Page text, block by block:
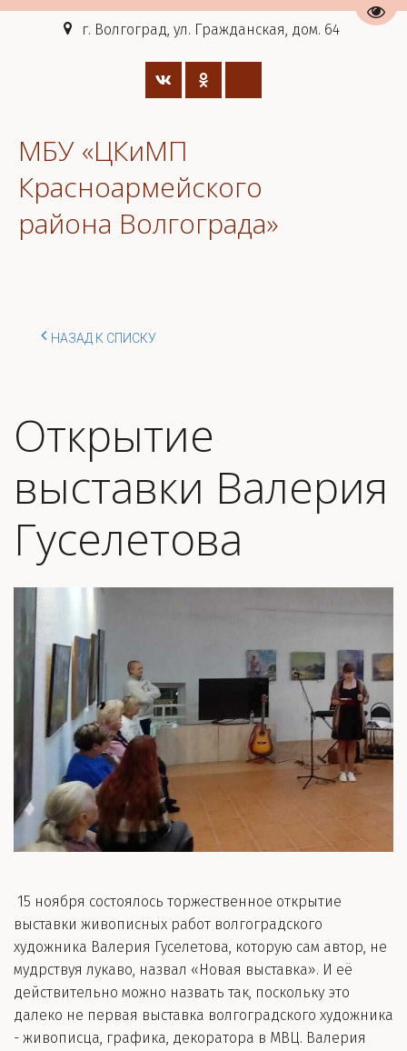
г. Волгоград, ул. Гражданская, дом. 64
МБУ «ЦКиМП
Красноармейского
района Волгограда»
НАЗАД К СПИСКУ
Открытие
выставки Валерия
Гуселетова
15 ноября состоялось торжественное открытие
выставки живописных работ волгоградского
художника Валерия Гуселетова, которую сам автор, не
мудрствуя лукаво, назвал «Новая выставка». И её
действительно можно назвать так, поскольку это
далеко не первая выставка волгоградского художника
- живописца, графика, декоратора в МВЦ. Валерия